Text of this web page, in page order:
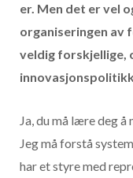
er. Men det er vel
organiseringen av
veldig forskjellige,
Ja, du må lære deg å
Jeg må forstå
har et styre med